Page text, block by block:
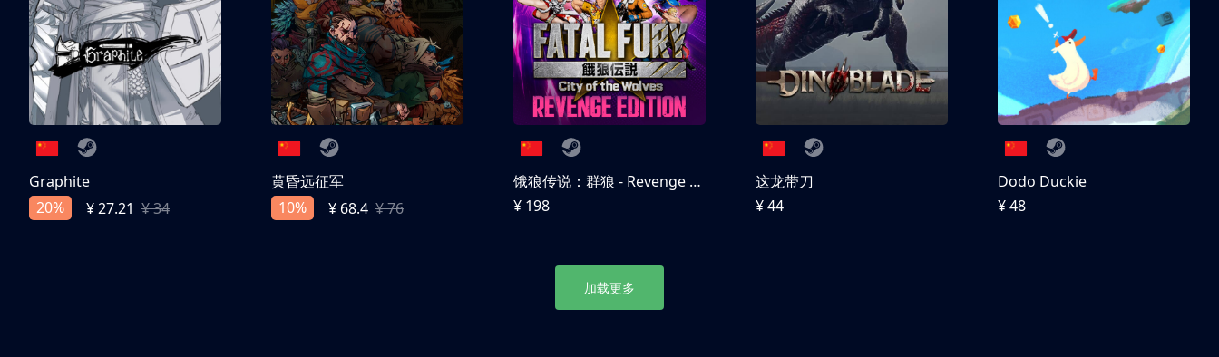
Graphite
20%
¥ 27.21 ¥ 34
黄昏远征军
10%
¥ 68.4 ¥ 76
饿狼传说：群狼 - Revenge Edition
¥ 198
这龙带刀
¥ 44
Dodo Duckie
¥ 48
加载更多